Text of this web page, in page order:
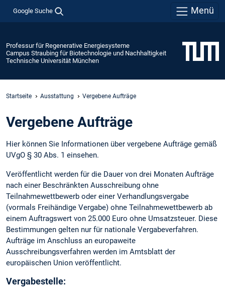
Google Suche Menü
Professur für Regenerative Energiesysteme
Campus Straubing für Biotechnologie und Nachhaltigkeit
Technische Universität München
Startseite Ausstattung Vergebene Aufträge
Vergebene Aufträge
Hier können Sie Informationen über vergebene Aufträge gemäß
UVgO § 30 Abs. 1 einsehen.
Veröffentlicht werden für die Dauer von drei Monaten Aufträge
nach einer Beschränkten Ausschreibung ohne
Teilnahmewettbewerb oder einer Verhandlungsvergabe
(vormals Freihändige Vergabe) ohne Teilnahmewettbewerb ab
einem Auftragswert von 25.000 Euro ohne Umsatzsteuer. Diese
Bestimmungen gelten nur für nationale Vergabeverfahren.
Aufträge im Anschluss an europaweite
Ausschreibungsverfahren werden im Amtsblatt der
europäischen Union veröffentlicht.
Vergabestelle: